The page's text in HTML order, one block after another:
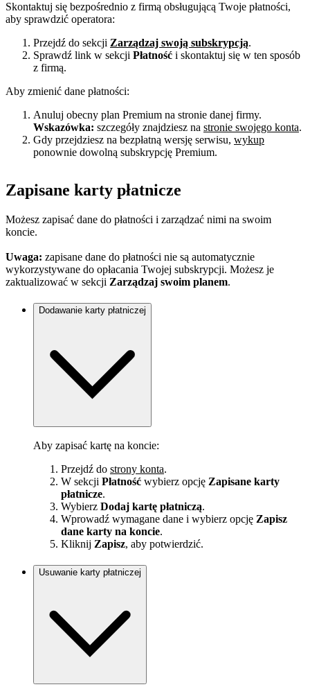
Skontaktuj się bezpośrednio z firmą obsługującą Twoje płatności,
aby sprawdzić operatora:
Przejdź do sekcji Zarządzaj swoją subskrypcją.
Sprawdź link w sekcji Płatność i skontaktuj się w ten sposób
z firmą.
Aby zmienić dane płatności:
Anuluj obecny plan Premium na stronie danej firmy.
Wskazówka: szczegóły znajdziesz na stronie swojego konta.
Gdy przejdziesz na bezpłatną wersję serwisu, wykup
ponownie dowolną subskrypcję Premium.
Zapisane karty płatnicze
Możesz zapisać dane do płatności i zarządzać nimi na swoim
koncie.
Uwaga: zapisane dane do płatności nie są automatycznie
wykorzystywane do opłacania Twojej subskrypcji. Możesz je
zaktualizować w sekcji Zarządzaj swoim planem.
Dodawanie karty płatniczej
Aby zapisać kartę na koncie:
Przejdź do strony konta.
W sekcji Płatność wybierz opcję Zapisane karty
płatnicze.
Wybierz Dodaj kartę płatniczą.
Wprowadź wymagane dane i wybierz opcję Zapisz
dane karty na koncie.
Kliknij Zapisz, aby potwierdzić.
Usuwanie karty płatniczej